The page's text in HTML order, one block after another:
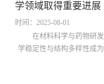
中自旋轨道力矩的大小直
旋轨道力矩大小的调控与增
学领域取得重要进展
时间：2025-08-01
在材料科学与药物研
学稳定性与结构多样性成